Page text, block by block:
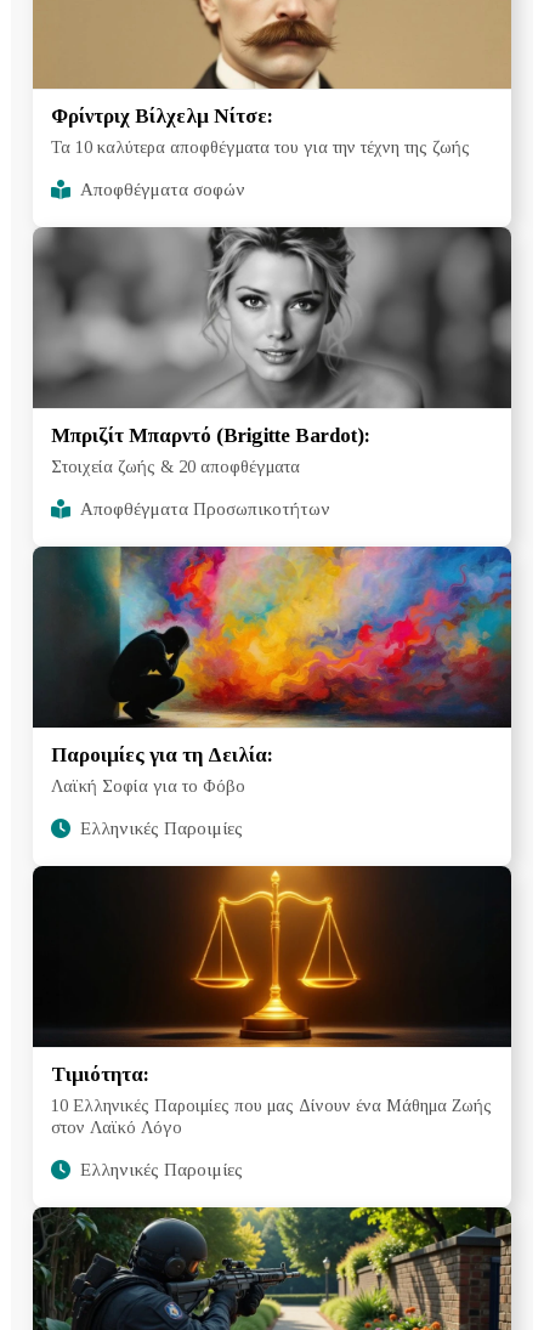
Φρίντριχ Βίλχελμ Νίτσε:
Τα 10 καλύτερα αποφθέγματα του για την τέχνη της ζωής
Αποφθέγματα σοφών
Μπριζίτ Μπαρντό (Brigitte Bardot):
Στοιχεία ζωής & 20 αποφθέγματα
Αποφθέγματα Προσωπικοτήτων
Παροιμίες για τη Δειλία:
Λαϊκή Σοφία για το Φόβο
Ελληνικές Παροιμίες
Τιμιότητα:
10 Ελληνικές Παροιμίες που μας Δίνουν ένα Μάθημα Ζωής
στον Λαϊκό Λόγο
Ελληνικές Παροιμίες